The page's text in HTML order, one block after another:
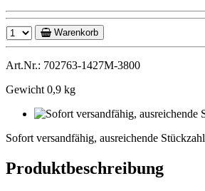
Warenkorb
Art.Nr.: 702763-1427M-3800
Gewicht 0,9 kg
Sofort versandfähig, ausreichende Stückzahl
Produktbeschreibung